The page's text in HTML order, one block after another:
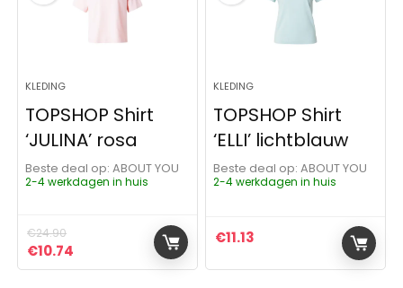
KLEDING
TOPSHOP Shirt
‘JULINA’ rosa
Beste deal op:
ABOUT YOU
2-4 werkdagen in huis
€24.90
Oorspronkelijke prijs was: €24.90.
€10.74 Huidige prijs is: €10.74.
KLEDING
TOPSHOP Shirt
‘ELLI’ lichtblauw
Beste deal op:
ABOUT YOU
2-4 werkdagen in huis
€11.13